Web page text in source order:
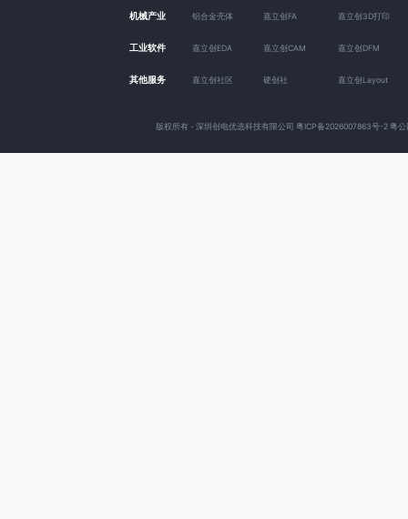
机械产业 铝合金壳体 嘉立创FA 嘉立创3D打印
工业软件 嘉立创EDA 嘉立创CAM 嘉立创DFM
其他服务 嘉立创社区 硬创社 嘉立创Layout
版权所有 - 深圳创电优选科技有限公司 粤ICP备2026007863号-2 粤